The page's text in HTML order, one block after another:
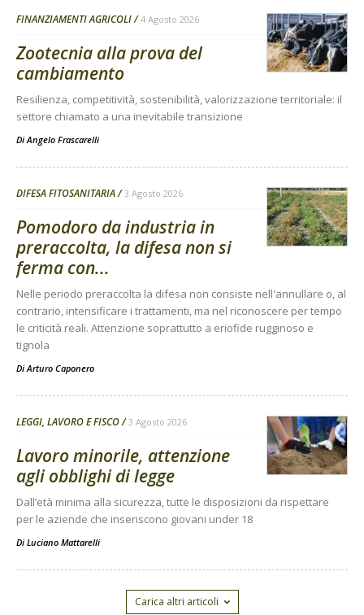
FINANZIAMENTI AGRICOLI 4 Agosto 2026
Zootecnia alla prova del
cambiamento
Resilienza, competitività, sostenibilità, valorizzazione territoriale: il
settore chiamato a una inevitabile transizione
DiAngelo Frascarelli
DIFESA FITOSANITARIA 3 Agosto 2026
Pomodoro da industria in
preraccolta, la difesa non si
ferma con...
Nelle periodo preraccolta la difesa non consiste nell'annullare o, al
contrario, intensificare i trattamenti, ma nel riconoscere per tempo
le criticità reali. Attenzione soprattutto a eriofide rugginoso e
tignola
DiArturo Caponero
LEGGI, LAVORO E FISCO 3 Agosto 2026
Lavoro minorile, attenzione
agli obblighi di legge
Dall’età minima alla sicurezza, tutte le disposizioni da rispettare
per le aziende che inseriscono giovani under 18
Di Luciano Mattarelli
Carica altri articoli